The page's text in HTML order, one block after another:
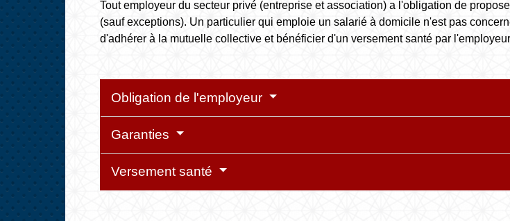
Tout employeur du secteur privé (entreprise et association) a l'obligation de
(sauf exceptions). Un particulier qui emploie un salarié à domicile n'est pas
d'adhérer à la mutuelle collective et bénéficier d'un versement santé par
Obligation de l'employeur
Garanties
Versement santé